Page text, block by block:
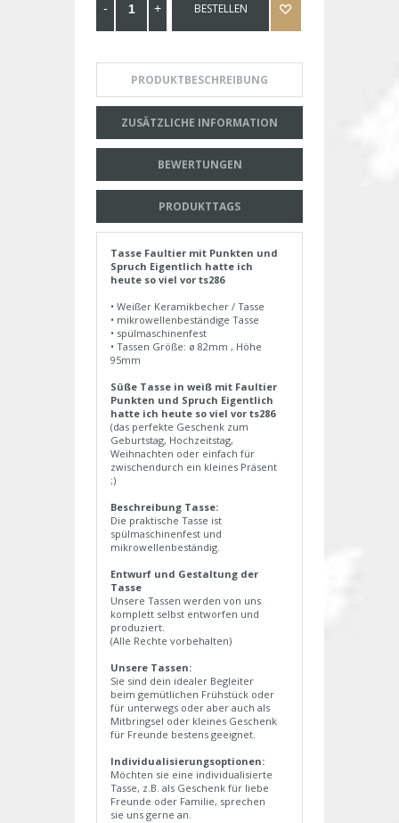
BESTELLEN
PRODUKTBESCHREIBUNG
ZUSÄTZLICHE INFORMATION
BEWERTUNGEN
PRODUKTTAGS
Tasse Faultier mit Punkten und
Spruch Eigentlich hatte ich
heute so viel vor ts286
• Weißer Keramikbecher / Tasse
• mikrowellenbeständige Tasse
• spülmaschinenfest
• Tassen Größe: ø 82mm , Höhe
95mm
Süße Tasse in weiß mit Faultier
Punkten und Spruch Eigentlich
hatte ich heute so viel vor ts286
(das perfekte Geschenk zum
Geburtstag, Hochzeitstag,
Weihnachten oder einfach für
zwischendurch ein kleines Präsent
;)
Beschreibung Tasse:
Die praktische Tasse ist
spülmaschinenfest und
mikrowellenbeständig.
Entwurf und Gestaltung der
Tasse
Unsere Tassen werden von uns
komplett selbst entworfen und
produziert.
(Alle Rechte vorbehalten)
Unsere Tassen:
Sie sind dein idealer Begleiter
beim gemütlichen Frühstück oder
für unterwegs oder aber auch als
Mitbringsel oder kleines Geschenk
für Freunde bestens geeignet.
Individualisierungsoptionen:
Möchten sie eine individualisierte
Tasse, z.B. als Geschenk für liebe
Freunde oder Familie, sprechen
sie uns gerne an.